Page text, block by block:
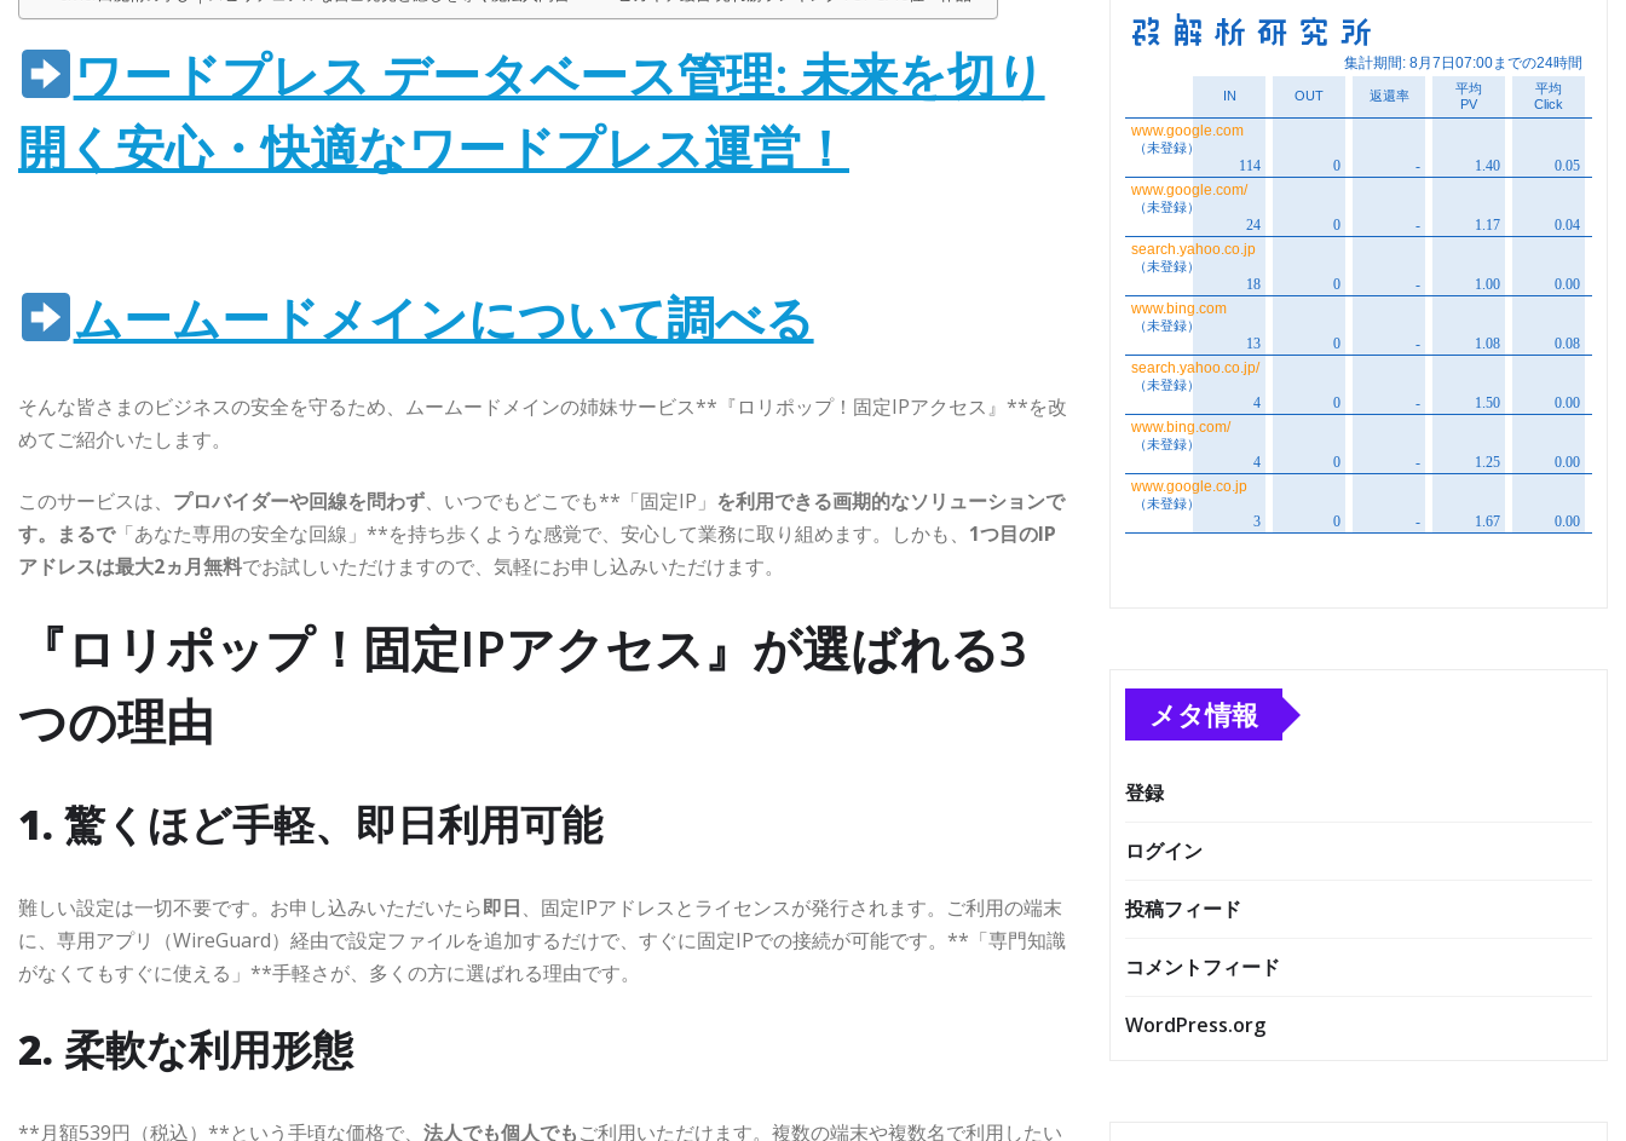
ワードプレス データベース管理: 未来を切り
開く安心・快適なワードプレス運営！
ムームードメインについて調べる
そんな皆さまのビジネスの安全を守るため、ムームードメインの姉妹サービス**『ロリポップ！固定IPアクセス』**を改
めてご紹介いたします。
このサービスは、 プロバイダーや回線を問わず、いつでもどこでも**「固定IP」 を利用できる画期的なソリューションで
す。まるで「あなた専用の安全な回線」**を持ち歩くような感覚で、安心して業務に取り組めます。しかも、 1つ目のIP
アドレスは最大2ヵ月無料でお試しいただけますので、気軽にお申し込みいただけます。
『ロリポップ！固定IPアクセス』が選ばれる3
つの理由
1. 驚くほど手軽、即日利用可能
難しい設定は一切不要です。お申し込みいただいたら即日、固定IPアドレスとライセンスが発行されます。ご利用の端末
に、専用アプリ（WireGuard）経由で設定ファイルを追加するだけで、すぐに固定IPでの接続が可能です。**「専門知識
がなくてもすぐに使える」**手軽さが、多くの方に選ばれる理由です。
2. 柔軟な利用形態
**月額539円（税込）**という手頃な価格で、 法人でも個人でもご利用いただけます。複数の端末や複数名で利用したい
メタ情報
登録
ログイン
投稿フィード
コメントフィード
WordPress.org